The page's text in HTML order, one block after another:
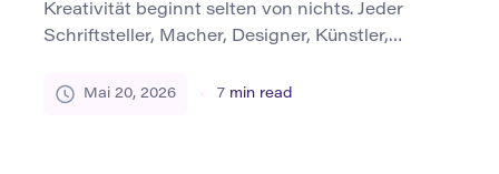
Kreativität beginnt selten von nichts. Jeder
Schriftsteller, Macher, Designer, Künstler,
etwas, das er bereits gesehen, gelernt, geübt, in
Mai 20, 2026 7 min read